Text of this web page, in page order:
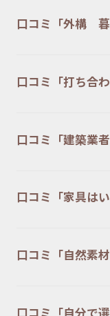
口コミ「外構 暮
口コミ「打ち合
口コミ「建築業者
口コミ「家具は
口コミ「自然素
口コミ「自分で